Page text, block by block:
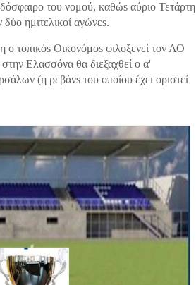
του νομού, καθώs αύριο Τετάρτη
ημιτελικοί αγώνεs.
τοπικόs Οικονόμοs φιλοξενεί τον ΑΟ
Ελασσόνα θα διεξαχθεί ο α'
(η ρεβάνs του οποίου έχει οριστεί